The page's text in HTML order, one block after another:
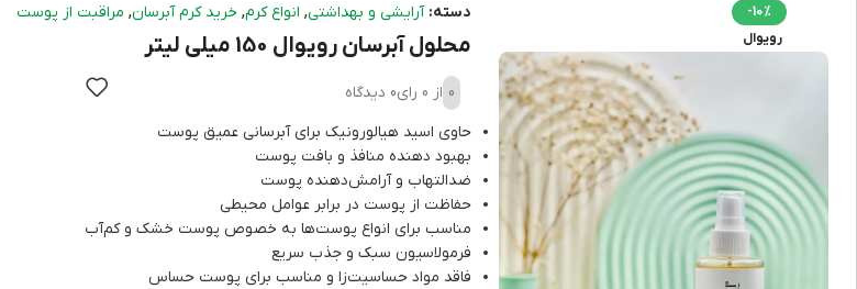
-10%
رویوال
دسته: آرایشی و بهداشتی, انواع کرم, خرید کرم آبرسان, مراقبت از پوست
محلول آبرسان رویوال 150 میلی لیتر
0 از 0 رای
0 دیدگاه
حاوی اسید هیالورونیک برای آبرسانی عمیق پوست
بهبود دهنده منافذ و بافت پوست
ضدالتهاب و آرامش‌دهنده پوست
حفاظت از پوست در برابر عوامل محیطی
مناسب برای انواع پوست‌ها به خصوص پوست خشک و کم‌آب
فرمولاسیون سبک و جذب سریع
فاقد مواد حساسیت‌زا و مناسب برای پوست حساس